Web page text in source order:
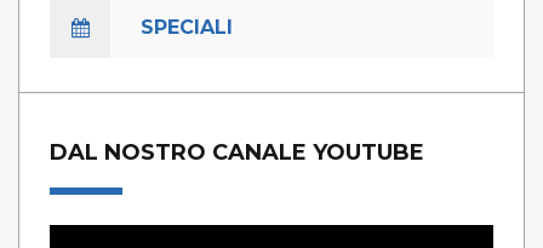
SPECIALI
DAL NOSTRO CANALE YOUTUBE